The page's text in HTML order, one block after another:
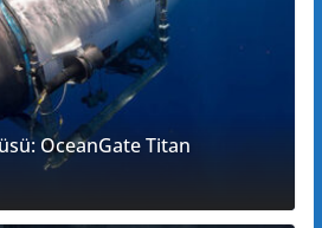
OceanGate Titan